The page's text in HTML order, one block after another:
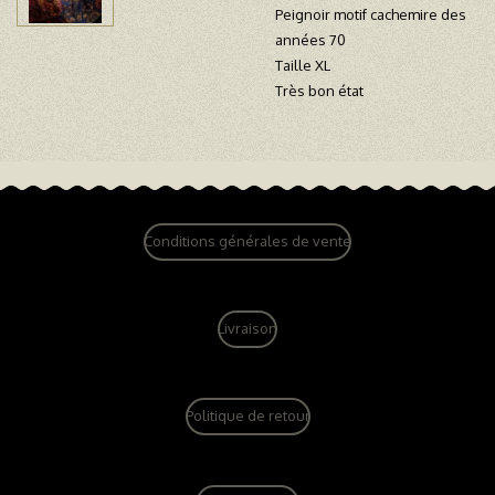
Peignoir motif cachemire des
années 70
Taille XL
Très bon état
Conditions générales de vente
Livraison
Politique de retour